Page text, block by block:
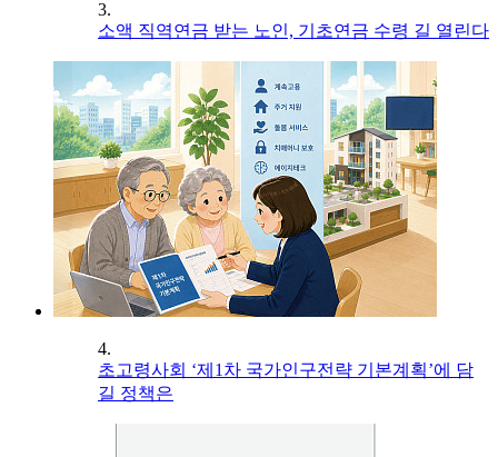
3.
소액 직역연금 받는 노인, 기초연금 수령 길 열린다
4.
초고령사회 ‘제1차 국가인구전략 기본계획’에 담
길 정책은